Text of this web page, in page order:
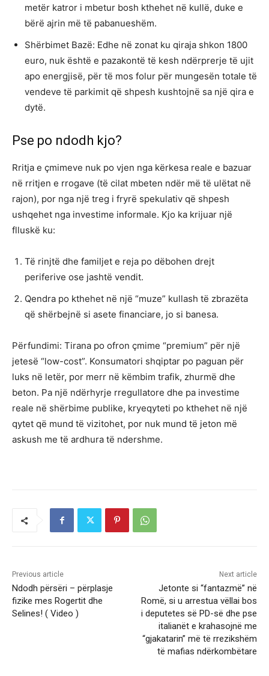
metër katror i mbetur bosh kthehet në kullë, duke e
bërë ajrin më të pabanueshëm.
Shërbimet Bazë: Edhe në zonat ku qiraja shkon 1800
euro, nuk është e pazakontë të kesh ndërprerje të ujit
apo energjisë, për të mos folur për mungesën totale të
vendeve të parkimit që shpesh kushtojnë sa një qira e
dytë.
Pse po ndodh kjo?
Rritja e çmimeve nuk po vjen nga kërkesa reale e bazuar
në rritjen e rrogave (të cilat mbeten ndër më të ulëtat në
rajon), por nga një treg i fryrë spekulativ që shpesh
ushqehet nga investime informale. Kjo ka krijuar një
flluskë ku:
Të rinjtë dhe familjet e reja po dëbohen drejt
periferive ose jashtë vendit.
Qendra po kthehet në një “muze” kullash të zbrazëta
që shërbejnë si asete financiare, jo si banesa.
Përfundimi: Tirana po ofron çmime “premium” për një
jetesë “low-cost”. Konsumatori shqiptar po paguan për
luks në letër, por merr në këmbim trafik, zhurmë dhe
beton. Pa një ndërhyrje rregullatore dhe pa investime
reale në shërbime publike, kryeqyteti po kthehet në një
qytet që mund të vizitohet, por nuk mund të jeton më
askush me të ardhura të ndershme.
Previous article
Ndodh përsëri – përplasje
fizike mes Rogertit dhe
Selines! ( Video )
Next article
Jetonte si “fantazmë” në
Romë, si u arrestua vëllai bos
i deputetes së PD-së dhe pse
italianët e krahasojnë me
“gjakatarin” më të rrezikshëm
të mafias ndërkombëtare